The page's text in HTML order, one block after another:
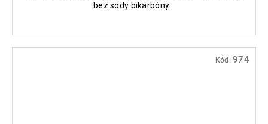
bez sody bikarbóny.
Kód:974